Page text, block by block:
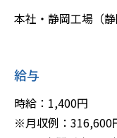
本社・静岡工場（静
給与
時給：1,400円
※月収例：316,600